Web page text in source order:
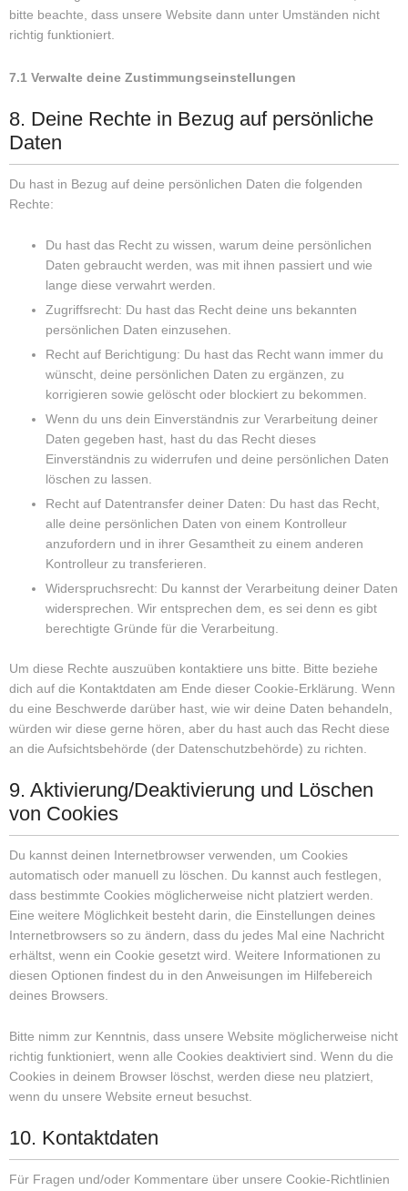
bitte beachte, dass unsere Website dann unter Umständen nicht
richtig funktioniert.
7.1 Verwalte deine Zustimmungseinstellungen
8. Deine Rechte in Bezug auf persönliche
Daten
Du hast in Bezug auf deine persönlichen Daten die folgenden
Rechte:
Du hast das Recht zu wissen, warum deine persönlichen
Daten gebraucht werden, was mit ihnen passiert und wie
lange diese verwahrt werden.
Zugriffsrecht: Du hast das Recht deine uns bekannten
persönlichen Daten einzusehen.
Recht auf Berichtigung: Du hast das Recht wann immer du
wünscht, deine persönlichen Daten zu ergänzen, zu
korrigieren sowie gelöscht oder blockiert zu bekommen.
Wenn du uns dein Einverständnis zur Verarbeitung deiner
Daten gegeben hast, hast du das Recht dieses
Einverständnis zu widerrufen und deine persönlichen Daten
löschen zu lassen.
Recht auf Datentransfer deiner Daten: Du hast das Recht,
alle deine persönlichen Daten von einem Kontrolleur
anzufordern und in ihrer Gesamtheit zu einem anderen
Kontrolleur zu transferieren.
Widerspruchsrecht: Du kannst der Verarbeitung deiner Daten
widersprechen. Wir entsprechen dem, es sei denn es gibt
berechtigte Gründe für die Verarbeitung.
Um diese Rechte auszuüben kontaktiere uns bitte. Bitte beziehe
dich auf die Kontaktdaten am Ende dieser Cookie-Erklärung. Wenn
du eine Beschwerde darüber hast, wie wir deine Daten behandeln,
würden wir diese gerne hören, aber du hast auch das Recht diese
an die Aufsichtsbehörde (der Datenschutzbehörde) zu richten.
9. Aktivierung/Deaktivierung und Löschen
von Cookies
Du kannst deinen Internetbrowser verwenden, um Cookies
automatisch oder manuell zu löschen. Du kannst auch festlegen,
dass bestimmte Cookies möglicherweise nicht platziert werden.
Eine weitere Möglichkeit besteht darin, die Einstellungen deines
Internetbrowsers so zu ändern, dass du jedes Mal eine Nachricht
erhältst, wenn ein Cookie gesetzt wird. Weitere Informationen zu
diesen Optionen findest du in den Anweisungen im Hilfebereich
deines Browsers.
Bitte nimm zur Kenntnis, dass unsere Website möglicherweise nicht
richtig funktioniert, wenn alle Cookies deaktiviert sind. Wenn du die
Cookies in deinem Browser löschst, werden diese neu platziert,
wenn du unsere Website erneut besuchst.
10. Kontaktdaten
Für Fragen und/oder Kommentare über unsere Cookie-Richtlinien